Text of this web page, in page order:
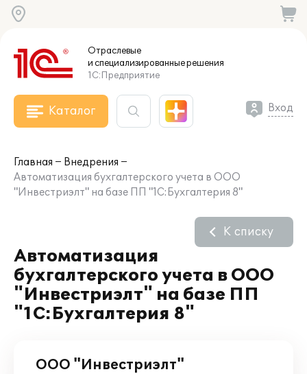
Отраслевые
и специализированныерешения
1С:Предприятие
Каталог Вход
Главная
Внедрения
Автоматизация бухгалтерского учета в ООО
"Инвестриэлт" на базе ПП "1С:Бухгалтерия 8"
Автоматизация
бухгалтерского учета в ООО
"Инвестриэлт" на базе ПП
"1С:Бухгалтерия 8"
К списку
ООО "Инвестриэлт"